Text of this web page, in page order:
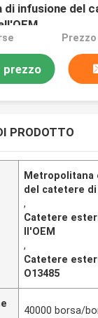
di infusione del
prezzo
PRODOTTO
Metropolitana
del catetere
,
Catetere
ll'OEM
,
Catetere
O13485
40000 borsa/